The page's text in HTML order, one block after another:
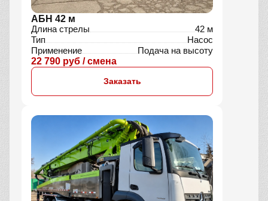
АБН 42 м
Длина стрелы
42 м
Тип
Насос
Применение
Подача на высоту
22 790 руб / смена
Заказать